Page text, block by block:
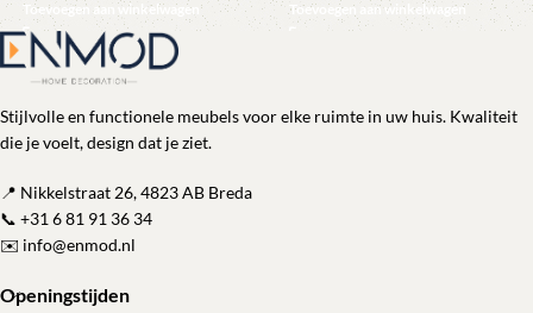
Toevoegen aan winkelwagen Toevoegen aan winkelwagen
Stijlvolle en functionele meubels voor elke ruimte in uw huis. Kwaliteit
die je voelt, design dat je ziet.
📍 Nikkelstraat 26, 4823 AB Breda
📞 +31 6 81 91 36 34
✉️ info@enmod.nl
Openingstijden